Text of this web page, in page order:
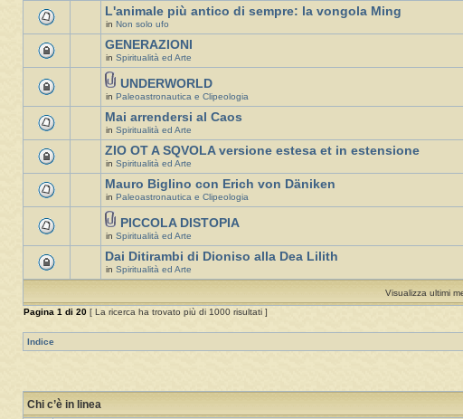
L'animale più antico di sempre: la vongola Ming
in Non solo ufo
GENERAZIONI
in Spiritualità ed Arte
UNDERWORLD
in Paleoastronautica e Clipeologia
Mai arrendersi al Caos
in Spiritualità ed Arte
ZIO OT A SQVOLA versione estesa et in estensione
in Spiritualità ed Arte
Mauro Biglino con Erich von Däniken
in Paleoastronautica e Clipeologia
PICCOLA DISTOPIA
in Spiritualità ed Arte
Dai Ditirambi di Dioniso alla Dea Lilith
in Spiritualità ed Arte
Visualizza ultimi
Pagina 1 di 20 [ La ricerca ha trovato più di 1000 risultati ]
Indice
Chi c’è in linea